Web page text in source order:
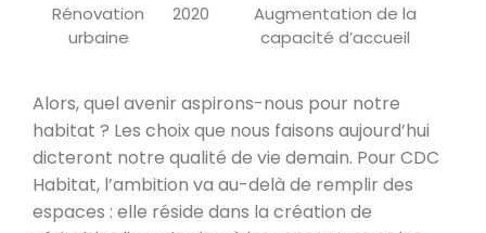
Rénovation
urbaine
2020
Augmentation de la
capacité d’accueil
Alors, quel avenir aspirons-nous pour notre
habitat ? Les choix que nous faisons aujourd’hui
dicteront notre qualité de vie demain. Pour CDC
Habitat, l’ambition va au-delà de remplir des
espaces : elle réside dans la création de